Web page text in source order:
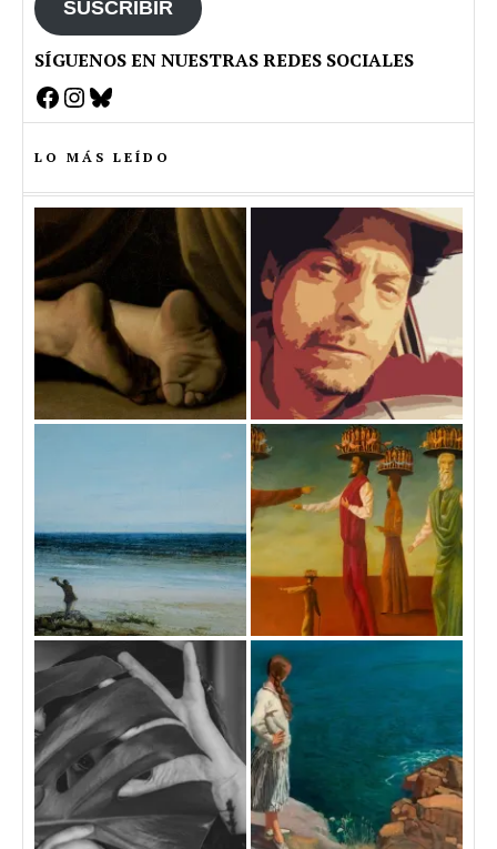
SUSCRIBIR
SÍGUENOS EN NUESTRAS REDES SOCIALES
Facebook
Instagram
Bluesky
LO MÁS LEÍDO